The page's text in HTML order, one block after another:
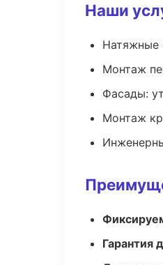
Наши
Натяжные
Монтаж
Фасады:
Монтаж
Гарантия